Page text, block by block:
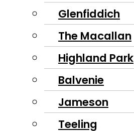
Glenfiddich
The Macallan
Highland Park
Balvenie
Jameson
Teeling